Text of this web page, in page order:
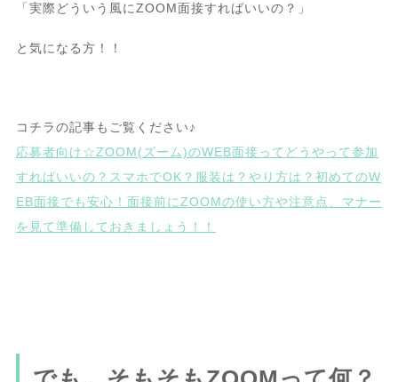
「実際どういう風にZOOM面接すればいいの？」
と気になる方！！
コチラの記事もご覧ください♪
応募者向け☆ZOOM(ズーム)のWEB面接ってどうやって参加
すればいいの？スマホでOK？服装は？やり方は？初めてのW
EB面接でも安心！面接前にZOOMの使い方や注意点、マナー
を見て準備しておきましょう！！